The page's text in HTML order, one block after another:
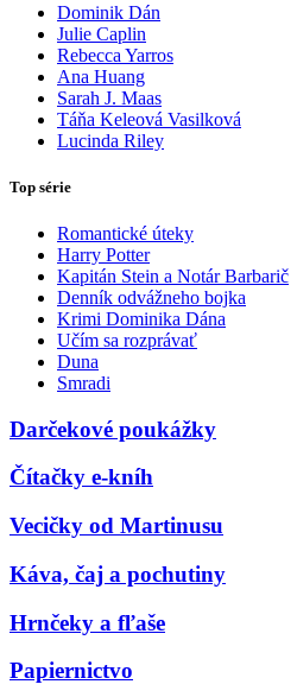
Dominik Dán
Julie Caplin
Rebecca Yarros
Ana Huang
Sarah J. Maas
Táňa Keleová Vasilková
Lucinda Riley
Top série
Romantické úteky
Harry Potter
Kapitán Stein a Notár Barbarič
Denník odvážneho bojka
Krimi Dominika Dána
Učím sa rozprávať
Duna
Smradi
Darčekové poukážky
Čítačky e-kníh
Vecičky od Martinusu
Káva, čaj a pochutiny
Hrnčeky a fľaše
Papiernictvo